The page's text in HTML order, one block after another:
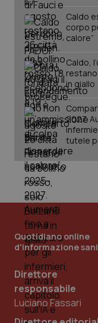
Ulcera &
Vaccini
Caldo
corpo
calore”
Caldo,
in giallo
2027.
tutele
Quotidiano online
d'informazione
Direttore
responsabile
Luciano Fassari
tracking-
tracking-